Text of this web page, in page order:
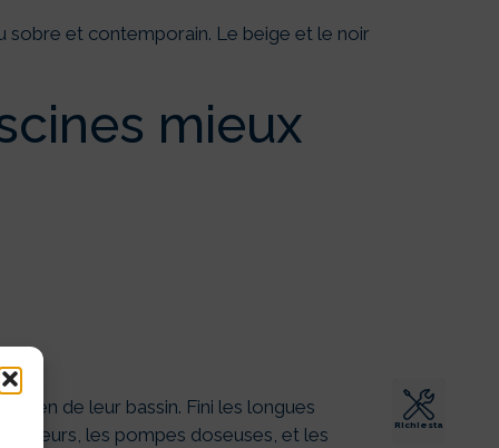
Richiesta
sobre et contemporain. Le beige et le noir
mieux
de leur bassin. Fini les longues
les pompes doseuses, et les